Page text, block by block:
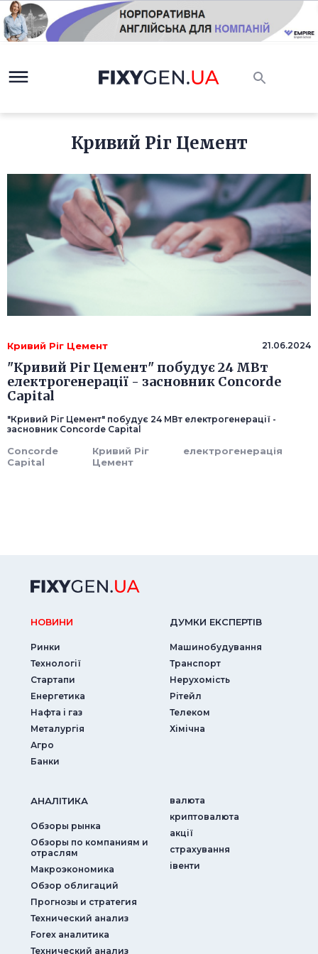
Кривий Ріг Цемент
Кривий Ріг Цемент 21.06.2024
"Кривий Ріг Цемент" побудує 24 МВт
електрогенерації - засновник Concorde
Capital
"Кривий Ріг Цемент" побудує 24 МВт електрогенерації -
засновник Concorde Capital
Concorde
Capital
Кривий Ріг
Цемент
електрогенерація
НОВИНИ
Ринки
Технології
Стартапи
Енергетика
Нафта і газ
Металургія
Агро
Банки
ДУМКИ ЕКСПЕРТIВ
Машинобудування
Транспорт
Нерухомість
Рітейл
Телеком
Хімічна
АНАЛIТИКА
Обзоры рынка
Обзоры по компаниям и
отраслям
Макроэкономика
Обзор облигаций
Прогнозы и стратегия
Технический анализ
Forex аналитика
Технический анализ
валюта
криптовалюта
акції
страхування
iвенти